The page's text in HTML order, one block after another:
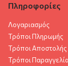
Πληροφορίες
Λογαριασμός
Τρόποι Πληρωμής
Τρόποι Αποστολής
Τρόποι